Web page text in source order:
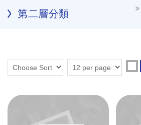
第二層分類